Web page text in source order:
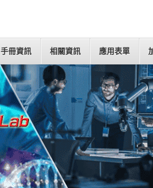
手冊資訊 相關資訊 應用表單